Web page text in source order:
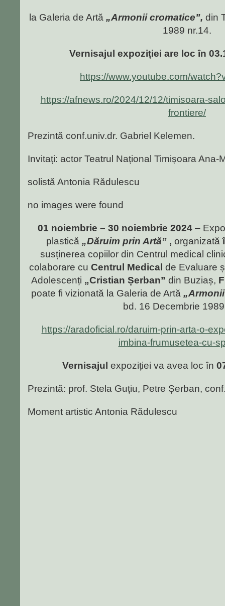
la Galeria de Artă „Armonii cromatice”, din
1989 nr.14.
Vernisajul expoziției are loc în
https://www.youtube.com/
https://afnews.ro/2024/12/12/timisoara-
frontiere/
Prezintă conf.univ.dr. Gabriel Kelemen.
Invitați: actor Teatrul Național Timișoara Ana-
solistă Antonia Rădulescu
no images were found
01 noiembrie – 30 noiembrie 2024 –
plastică „Dăruim prin Artă”, organizată
susținerea copiilor din Centrul medical
colaborare cu Centrul Medical de Evaluare
Adolescenți „Cristian Șerban” din Buziaș,
poate fi vizionată la Galeria de Artă
bd. 16 Decembrie
https://aradoficial.ro/daruim-prin-arta-o-
imbina-frumusetea-cu-
Vernisajul expoziției va avea loc în
Prezintă: prof. Stela Guțiu, Petre Șerban,
Moment artistic Antonia Rădulescu